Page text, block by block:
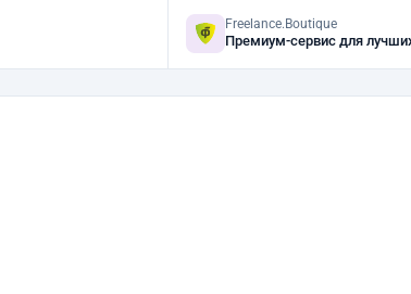
Freelance.Boutique
Премиум-сервис для